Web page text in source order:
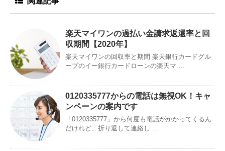
楽天マイワンの過払い金請求返還率と回
収期間【2020年】
楽天マイワンの回収率と期間 楽天銀行カードグル
ープのイー銀行カードローンの楽天マ ...
0120335777からの電話は無視OK！キャ
ンペーンの案内です
「0120335777」から何度も電話がかかってくるん
だけれど、折り返して連絡し ...